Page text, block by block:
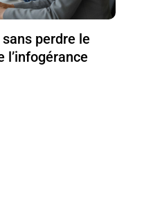
perdre le
l’infogérance